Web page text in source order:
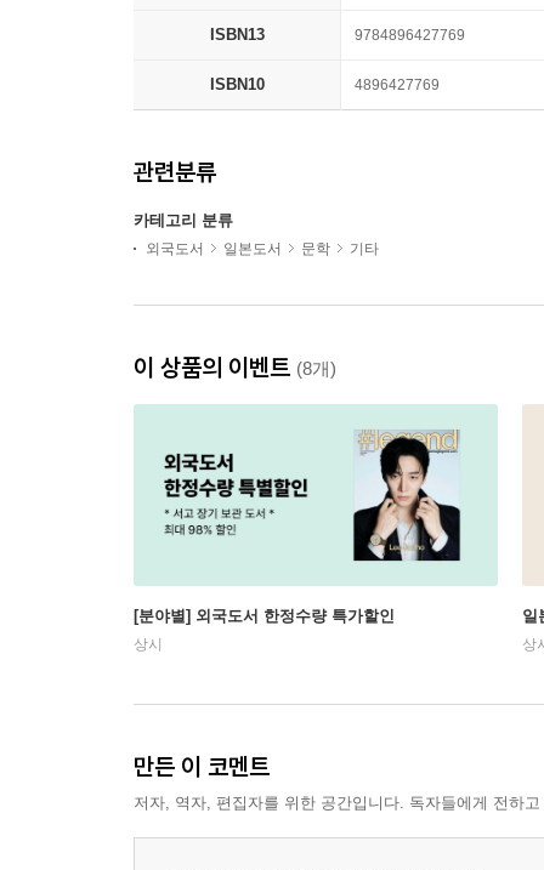
ISBN13 9784896427769
ISBN10 4896427769
관련분류
카테고리 분류
외국도서 일본도서 문학 기타
이 상품의 이벤트 (8개)
[분야별] 외국도서 한정수량 특가할인
상시
일
상
만든 이 코멘트
저자, 역자, 편집자를 위한 공간입니다. 독자들에게 전하